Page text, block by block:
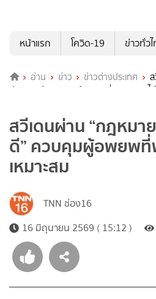
หน้าแรก
โควิด-19 ข่าวทั่ว
อ่าน ข่าว ข่าวต่างประเทศ
ประพฤติดี” ควบคุมผู้อพยพที่พฤติกรรมไม่เ
สวีเดนผ่าน “กฎหม
ดี” ควบคุมผู้อพยพที่
เหมาะสม
TNN ช่อง16
16 มิถุนายน 2569 ( 15:12 )